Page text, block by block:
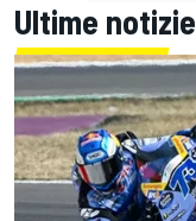
Ultime notizie